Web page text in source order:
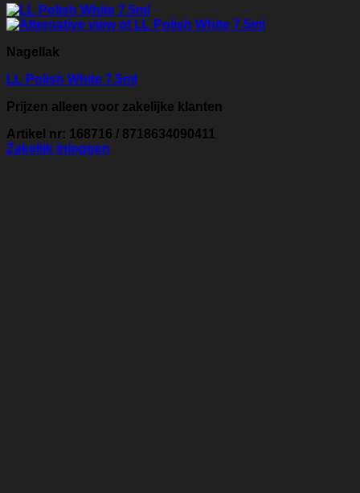
Nagellak
LL Polish White 7.5ml
Prijzen alleen voor zakelijke klanten
Artikel nr: 168716 / 8718634090411
Zakelijk inloggen